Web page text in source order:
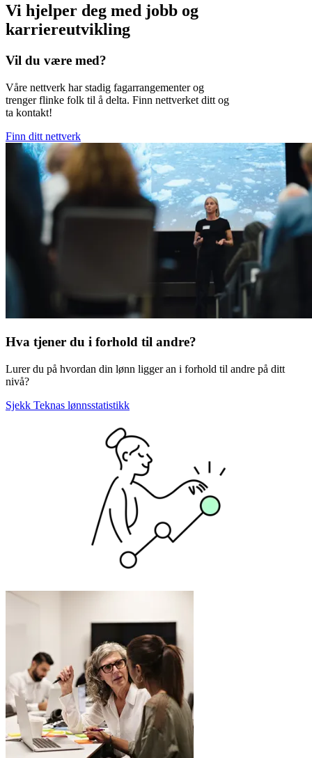
Vi hjelper deg med jobb og
karriereutvikling
Vil du være med?
Våre nettverk har stadig fagarrangementer og
trenger flinke folk til å delta. Finn nettverket ditt og
ta kontakt!
Finn ditt nettverk
Hva tjener du i forhold til andre?
Lurer du på hvordan din lønn ligger an i forhold til andre på ditt
nivå?
Sjekk Teknas lønnsstatistikk